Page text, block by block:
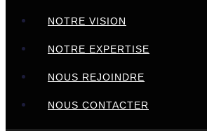
NOTRE VISION
NOTRE EXPERTISE
NOUS REJOINDRE
NOUS CONTACTER